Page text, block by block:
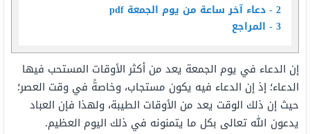
2 دعاء آخر ساعة من يوم الجمعة pdf
3 المراجع
إن الدعاء في يوم الجمعة يعد من أكثر الأوقات المستحب فيها
الدعاء؛ إذ إن الدعاء فيه يكون مستجاب، وخاصةً في وقت العصر؛
حيث إن ذلك الوقت يعد من الأوقات الطيبة، ولهذا فإن العباد
يدعون الله تعالى بكل ما يتمنونه في ذلك اليوم العظيم.